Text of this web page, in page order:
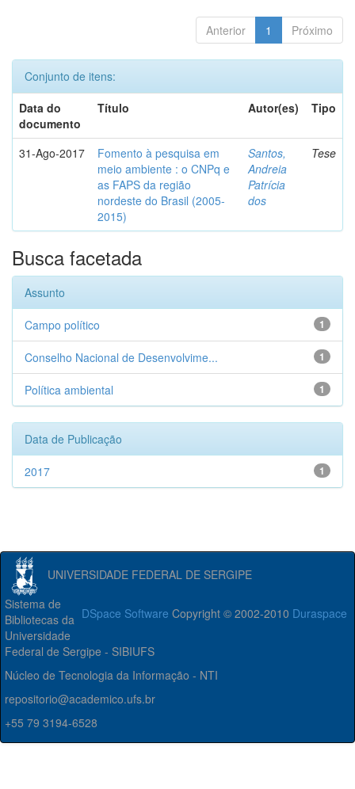
Anterior 1 Próximo
Conjunto de itens:
Data do
documento
Título Autor(es) Tipo
31-Ago-2017
Fomento à pesquisa em
meio ambiente : o CNPq e
as FAPS da região
nordeste do Brasil (2005-
2015)
Santos,
Andreia
Patrícia
dos
Tese
Busca facetada
Assunto
1
Campo político
1
Conselho Nacional de Desenvolvime...
1
Política ambiental
Data de Publicação
1
2017
UNIVERSIDADE FEDERAL DE SERGIPE
DSpace Software Copyright © 2002-2010 Duraspace
Sistema de
Bibliotecas da
Universidade
Federal de Sergipe - SIBIUFS
Núcleo de Tecnologia da Informação - NTI
repositorio@academico.ufs.br
+55 79 3194-6528